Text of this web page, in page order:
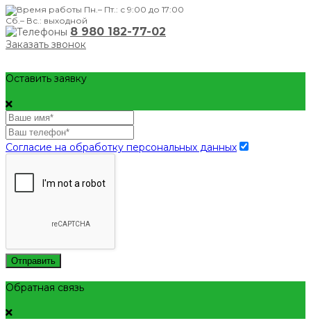
Пн.– Пт.: с 9:00 до 17:00
Сб.– Вс.: выходной
8 980 182-77-02
Заказать звонок
Оставить заявку
Согласие на обработку персональных данных
Отправить
Обратная связь